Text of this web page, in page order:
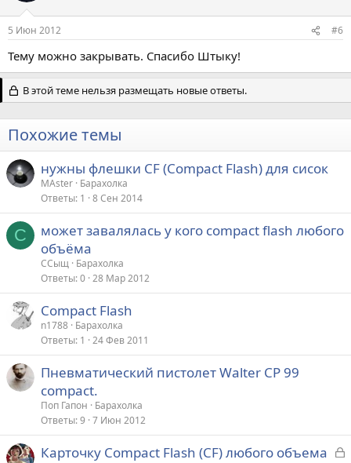
5 Июн 2012 #6
Тему можно закрывать. Спасибо Штыку!
В этой теме нельзя размещать новые ответы.
Похожие темы
нужны флешки CF (Compact Flash) для сисок
МАster Барахолка
Ответы 1 8 Сен 2014
С
может завалялась у кого compact flash любого
объёма
ССыщ Барахолка
Ответы 0 28 Мар 2012
Compact Flash
n1788 Барахолка
Ответы 1 24 Фев 2011
Пневматический пистолет Walter CP 99
compact.
Поп Гапон
Барахолка
Ответы 9 7 Июн 2012
З
Карточку Compact Flash (CF) любого объема